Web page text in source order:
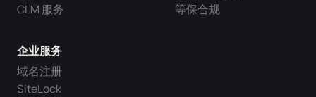
CLM 服务
企业服务
域名注册
SiteLock
等保合规